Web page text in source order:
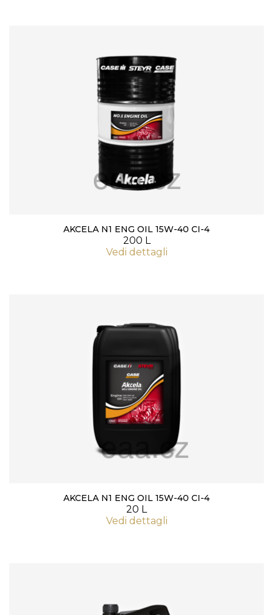
AKCELA N1 ENG OIL 15W-40 CI-4
200 L
Vedi dettagli
AKCELA N1 ENG OIL 15W-40 CI-4
20 L
Vedi dettagli